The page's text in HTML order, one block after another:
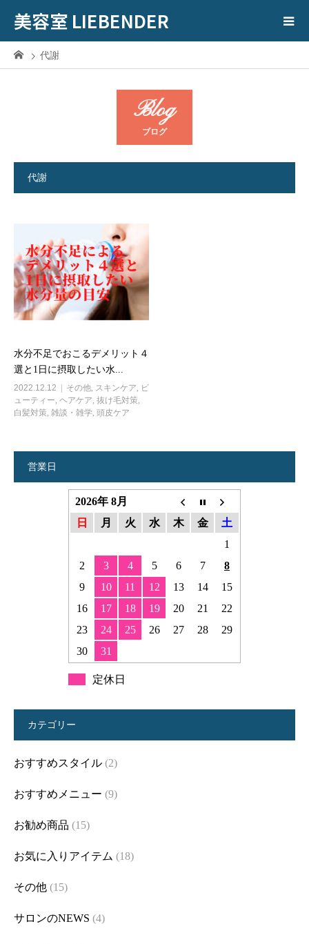
美容室 LIEBENDER
代謝
Blog
ブログ
代謝
水分不足でおこるデメリット４
選と1日に摂取したい水...
2022.12.12 その他, スキンケア, ビ
ューティー, ヘアケア, 抜け毛対策,
白髪対策, 雑談・雑学, 頭皮ケア
営業日
2026年 8月
日
月 火 水 木 金
土
1
2
3 4 5 6 7
8
9
10 11 12 13 14
15
16
17 18 19 20 21
22
23
24 25 26 27 28
29
30
31
定休日
カテゴリー
おすすめスタイル (2)
おすすめメニュー (9)
お勧め商品 (15)
お気に入りアイテム (18)
その他 (15)
サロンのNEWS (4)